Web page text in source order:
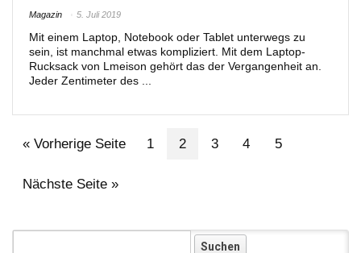
Magazin 5. Juli 2019
Mit einem Laptop, Notebook oder Tablet unterwegs zu
sein, ist manchmal etwas kompliziert. Mit dem Laptop-
Rucksack von Lmeison gehört das der Vergangenheit an.
Jeder Zentimeter des ...
« Vorherige Seite 1 2 3 4 5
Nächste Seite »